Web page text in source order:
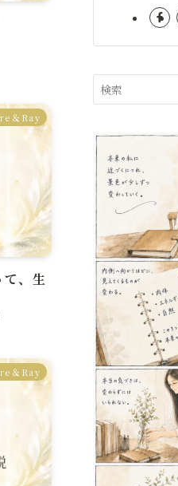
＆Ray
、生
＆Ray